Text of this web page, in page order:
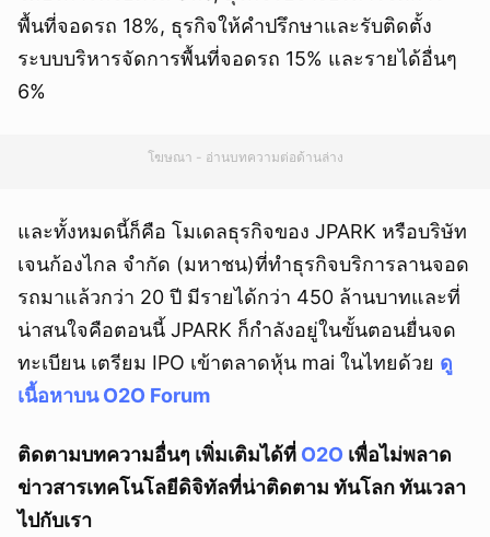
พื้นที่จอดรถ 18%, ธุรกิจให้คำปรึกษาและรับติดตั้ง
ระบบบริหารจัดการพื้นที่จอดรถ 15% และรายได้อื่นๆ
6%
โฆษณา - อ่านบทความต่อด้านล่าง
และทั้งหมดนี้ก็คือ โมเดลธุรกิจของ JPARK หรือบริษัท
เจนก้องไกล จำกัด (มหาชน)ที่ทำธุรกิจบริการลานจอด
รถมาแล้วกว่า 20 ปี มีรายได้กว่า 450 ล้านบาทและที่
น่าสนใจคือตอนนี้ JPARK ก็กำลังอยู่ในขั้นตอนยื่นจด
ทะเบียน เตรียม IPO เข้าตลาดหุ้น mai ในไทยด้วย ดู
เนื้อหาบน O2O Forum
ติดตามบทความอื่นๆ เพิ่มเติมได้ที่ O2O เพื่อไม่พลาด
ข่าวสารเทคโนโลยีดิจิทัลที่น่าติดตาม ทันโลก ทันเวลา
ไปกับเรา